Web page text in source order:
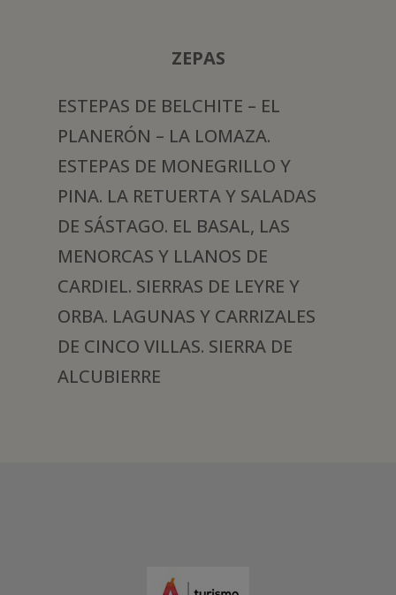
ZEPAS
ESTEPAS DE BELCHITE – EL
PLANERÓN – LA LOMAZA.
ESTEPAS DE MONEGRILLO Y
PINA. LA RETUERTA Y SALADAS
DE SÁSTAGO. EL BASAL, LAS
MENORCAS Y LLANOS DE
CARDIEL. SIERRAS DE LEYRE Y
ORBA. LAGUNAS Y CARRIZALES
DE CINCO VILLAS. SIERRA DE
ALCUBIERRE